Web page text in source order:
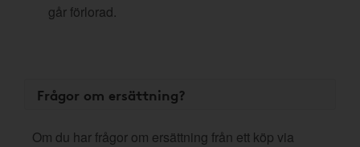
går förlorad.
Frågor om ersättning?
Om du har frågor om ersättning från ett köp via